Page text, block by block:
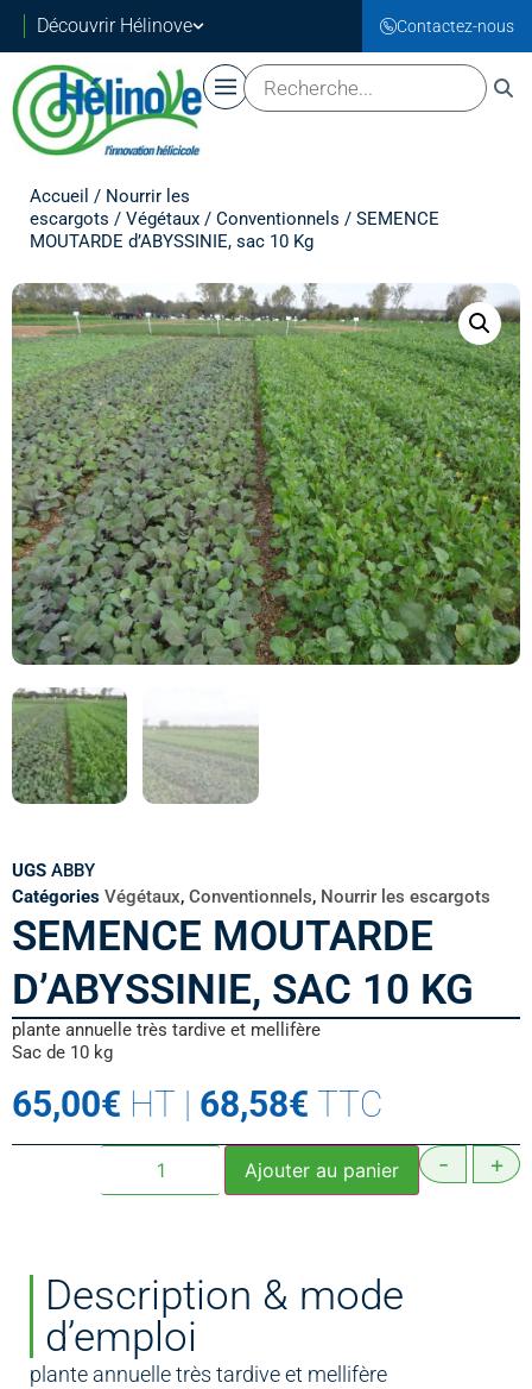
Découvrir Hélinove Contactez-nous
Accueil / Nourrir les
escargots / Végétaux / Conventionnels / SEMENCE
MOUTARDE d’ABYSSINIE, sac 10 Kg
UGS ABBY
Catégories Végétaux, Conventionnels, Nourrir les escargots
SEMENCE MOUTARDE
D’ABYSSINIE, SAC 10 KG
plante annuelle très tardive et mellifère
Sac de 10 kg
65,00€ HT | 68,58€ TTC
- +
Ajouter au panier
Description & mode
d’emploi
plante annuelle très tardive et mellifère